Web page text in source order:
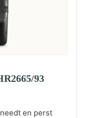
93
en perst